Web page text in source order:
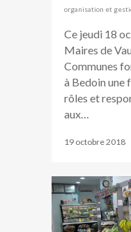
organisation et
Ce jeudi 18
Maires de
Communes
à Bedoin une
rôles et
aux…
19 octobre 2018